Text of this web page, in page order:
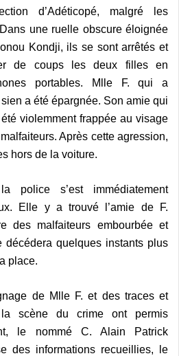
d’Adéticopé, malgré les
une ruelle obscure éloignée
Kondji, ils se sont arrêtés et
de coups les deux filles en
portables. Mlle F. qui a
a été épargnée. Son amie qui
violemment frappée au visage
Après cette agression,
hors de la voiture.
police s’est immédiatement
Elle y a trouvé l’amie de F.
des malfaiteurs embourbée et
décédera quelques instants plus
place.
de Mlle F. et des traces et
scène du crime ont permis
le nommé C. Alain Patrick
des informations recueillies, le